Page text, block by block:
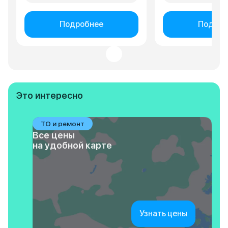
Подробнее
Это интересно
ТО и ремонт
Все цены
на удобной карте
Узнать цены